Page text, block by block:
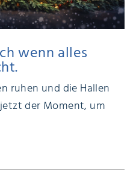
wenn alles
ruhen und die Hallen
der Moment, um